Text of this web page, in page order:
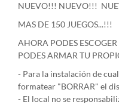
NUEVO!!! NUEVO!!!
MAS DE 150 JUEGOS...!!!
AHORA PODES ESCOGER
PODES ARMAR TU
- Para la instalación de
formatear "BORRAR" el
- El local no se